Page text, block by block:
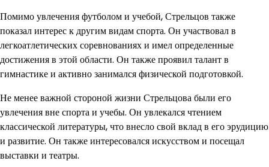
Помимо увлечения футболом и учебой, Стрельцов также
показал интерес к другим видам спорта. Он участвовал в
легкоатлетических соревнованиях и имел определенные
достижения в этой области. Он также проявил талант в
гимнастике и активно занимался физической подготовкой.
Не менее важной стороной жизни Стрельцова были его
увлечения вне спорта и учебы. Он увлекался чтением
классической литературы, что внесло свой вклад в его эрудицию
и развитие. Он также интересовался искусством и посещал
выставки и театры.